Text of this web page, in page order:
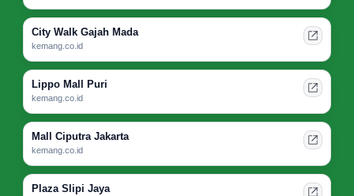
City Walk Gajah Mada
kemang.co.id
Lippo Mall Puri
kemang.co.id
Mall Ciputra Jakarta
kemang.co.id
Plaza Slipi Jaya